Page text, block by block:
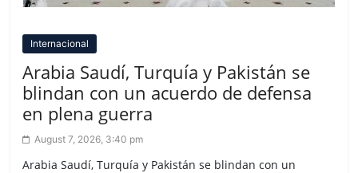
Internacional
Arabia Saudí, Turquía y Pakistán se
blindan con un acuerdo de defensa
en plena guerra
August 7, 2026, 3:40 pm
Arabia Saudí, Turquía y Pakistán se blindan con un